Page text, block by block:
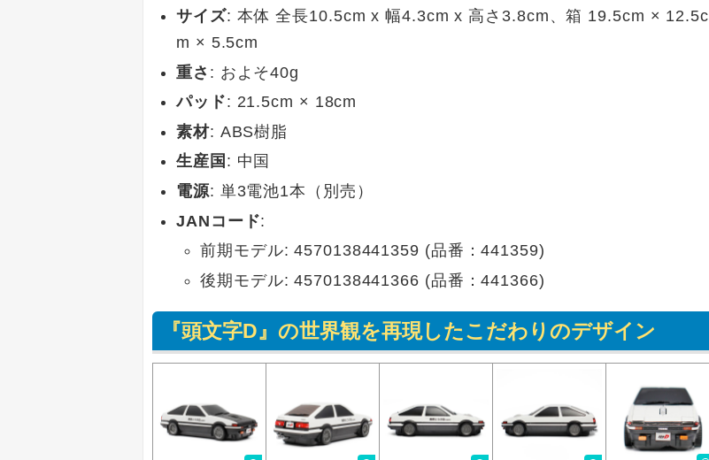
サイズ: 本体 全長10.5cm x 幅4.3cm x 高さ3.8cm、箱 19.5cm × 12.5c
m × 5.5cm
重さ : およそ40g
パッド: 21.5cm × 18cm
素材: ABS樹脂
生産国 : 中国
電源: 単3電池1本（別売）
JANコード:
前期モデル: 4570138441359 (品番：441359)
後期モデル: 4570138441366 (品番：441366)
『頭文字D』の世界観を再現したこだわりのデザイン